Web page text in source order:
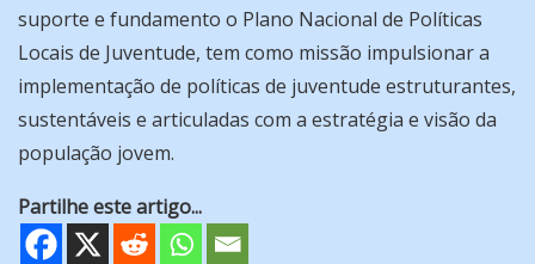
suporte e fundamento o Plano Nacional de Políticas
Locais de Juventude, tem como missão impulsionar a
implementação de políticas de juventude estruturantes,
sustentáveis e articuladas com a estratégia e visão da
população jovem.
Partilhe este artigo...